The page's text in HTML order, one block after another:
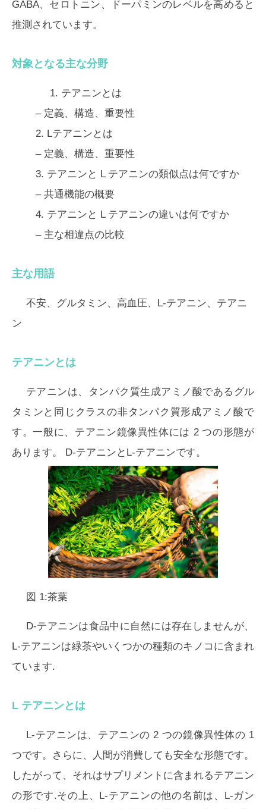
GABA、セロトニン、ドーパミンのレベルを高めると
推測されています。
対象となる主な分野
1. テアニンとは
– 定義、構造、重要性
2. Lテアニンとは
– 定義、構造、重要性
3. テアニンと L テアニンの類似点は何ですか
– 共通機能の概要
4. テアニンと L テアニンの違いは何ですか
– 主な相違点の比較
主な用語
不安、グルタミン、高血圧、L-テアニン、テアニ
ン
テアニンとは
テアニンは、タンパク質生成アミノ酸であるグル
タミンと同じクラスの非タンパク質形成アミノ酸で
す。一般に、テアニン鏡像異性体には 2 つの形態が
あります。 D-テアニンとL-テアニンです。
図 1:茶葉
D-テアニンは食品中に自然には存在しませんが、
L-テアニンは緑茶やいくつかの種類のキノコに含まれ
ています.
L テアニンとは
L-テアニンは、テアニンの 2 つの鏡像異性体の 1
つです。さらに、人間が消費しても安全な形態です。
したがって、それはサプリメントに含まれるテアニン
の形です.その上、L-テアニンの他の名前は、L-ガン